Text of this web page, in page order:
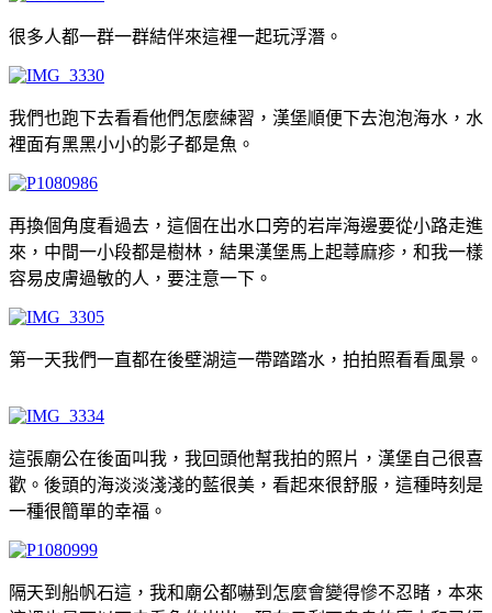
很多人都一群一群結伴來這裡一起玩浮潛。
我們也跑下去看看他們怎麼練習，漢堡順便下去泡泡海水，水
裡面有黑黑小小的影子都是魚。
再換個角度看過去，這個在出水口旁的岩岸海邊要從小路走進
來，中間一小段都是樹林，結果漢堡馬上起蕁麻疹，和我一樣
容易皮膚過敏的人，要注意一下。
第一天我們一直都在後壁湖這一帶踏踏水，拍拍照看看風景。
這張廟公在後面叫我，我回頭他幫我拍的照片，漢堡自己很喜
歡。後頭的海淡淡淺淺的藍很美，看起來很舒服，這種時刻是
一種很簡單的幸福。
隔天到船帆石這，我和廟公都嚇到怎麼會變得慘不忍睹，本來